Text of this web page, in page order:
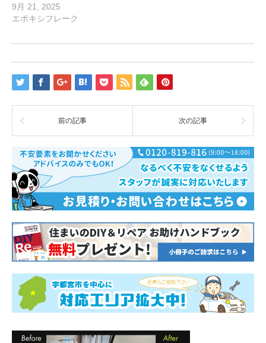
9月 21, 2025
エポキシフレーク
前の記事 次の記事